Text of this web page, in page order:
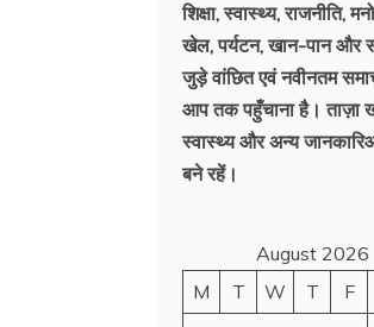
शिक्षा, स्वास्थ्य, राजनीति,
खेल, पर्यटन, खान-पान और
जुड़े वांछित एवं नवीनतम
आप तक पहुँचाना है। ताज़ा
स्वास्थ्य और अन्य
बने रहें।
August 2026
M
T W T F